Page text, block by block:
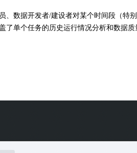
数据开发者/建设者对某个时间段（
单个任务的历史运行情况分析和数据